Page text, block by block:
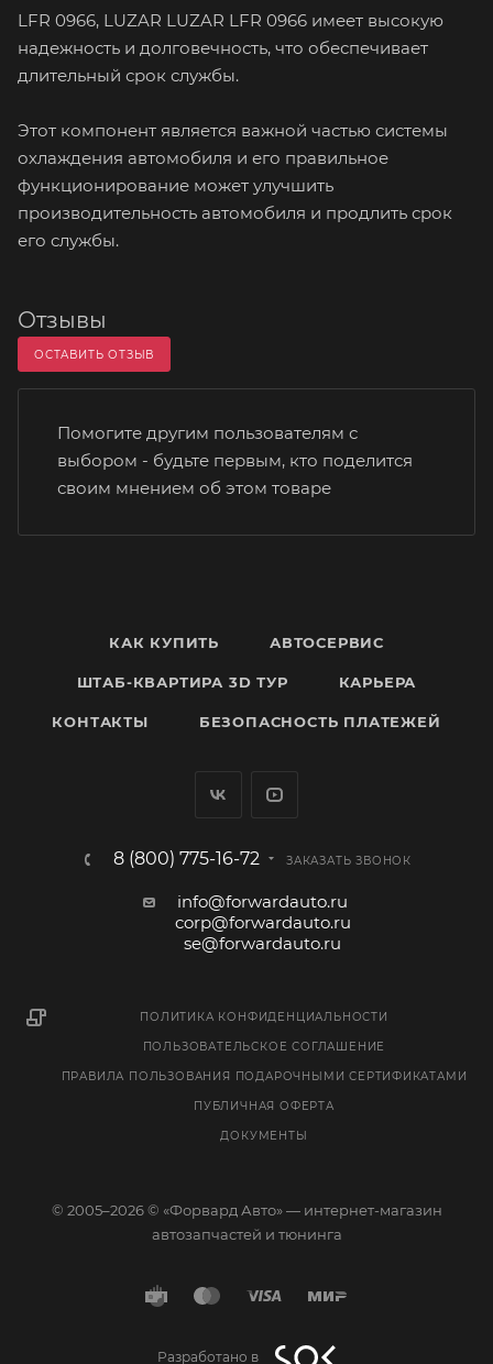
LFR 0966, LUZAR LUZAR LFR 0966 имеет высокую
надежность и долговечность, что обеспечивает
длительный срок службы.
Этот компонент является важной частью системы
охлаждения автомобиля и его правильное
функционирование может улучшить
производительность автомобиля и продлить срок
его службы.
Отзывы
ОСТАВИТЬ ОТЗЫВ
Помогите другим пользователям с
выбором - будьте первым, кто поделится
своим мнением об этом товаре
КАК КУПИТЬ АВТОСЕРВИС
ШТАБ-КВАРТИРА 3D ТУР КАРЬЕРА
КОНТАКТЫ БЕЗОПАСНОСТЬ ПЛАТЕЖЕЙ
8 (800) 775-16-72 ЗАКАЗАТЬ ЗВОНОК
info@forwardauto.ru
corp@forwardauto.ru
se@forwardauto.ru
ПОЛИТИКА КОНФИДЕНЦИАЛЬНОСТИ
ПОЛЬЗОВАТЕЛЬСКОЕ СОГЛАШЕНИЕ
ПРАВИЛА ПОЛЬЗОВАНИЯ ПОДАРОЧНЫМИ СЕРТИФИКАТАМИ
ПУБЛИЧНАЯ ОФЕРТА
ДОКУМЕНТЫ
© 2005–2026 © «Форвард Авто» — интернет-магазин
автозапчастей и тюнинга
Разработано в